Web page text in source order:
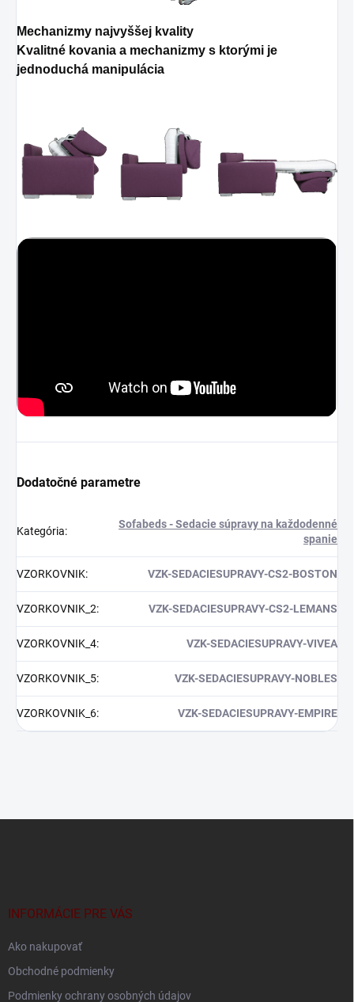
Mechanizmy najvyššej kvality
Kvalitné kovania a mechanizmy s ktorými je
jednoduchá manipulácia
Dodatočné parametre
Kategória:
Sofabeds - Sedacie súpravy na každodenné
spanie
VZORKOVNIK: VZK-SEDACIESUPRAVY-CS2-BOSTON
VZORKOVNIK_2: VZK-SEDACIESUPRAVY-CS2-LEMANS
VZORKOVNIK_4: VZK-SEDACIESUPRAVY-VIVEA
VZORKOVNIK_5: VZK-SEDACIESUPRAVY-NOBLES
VZORKOVNIK_6: VZK-SEDACIESUPRAVY-EMPIRE
INFORMÁCIE PRE VÁS
Ako nakupovať
Obchodné podmienky
Podmienky ochrany osobných údajov